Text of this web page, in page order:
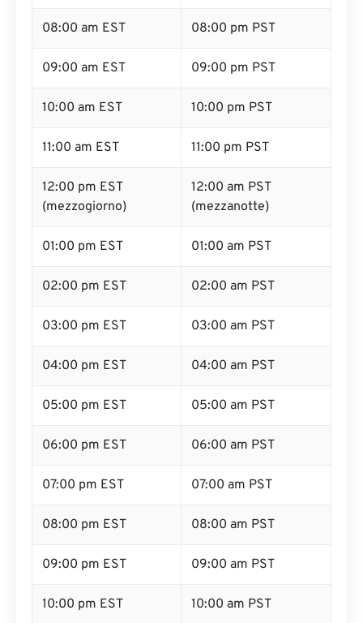
08:00 am EST 08:00 pm PST
09:00 am EST 09:00 pm PST
10:00 am EST 10:00 pm PST
11:00 am EST 11:00 pm PST
12:00 pm EST
(mezzogiorno)
12:00 am PST
(mezzanotte)
01:00 pm EST 01:00 am PST
02:00 pm EST 02:00 am PST
03:00 pm EST 03:00 am PST
04:00 pm EST 04:00 am PST
05:00 pm EST 05:00 am PST
06:00 pm EST 06:00 am PST
07:00 pm EST 07:00 am PST
08:00 pm EST 08:00 am PST
09:00 pm EST 09:00 am PST
10:00 pm EST 10:00 am PST